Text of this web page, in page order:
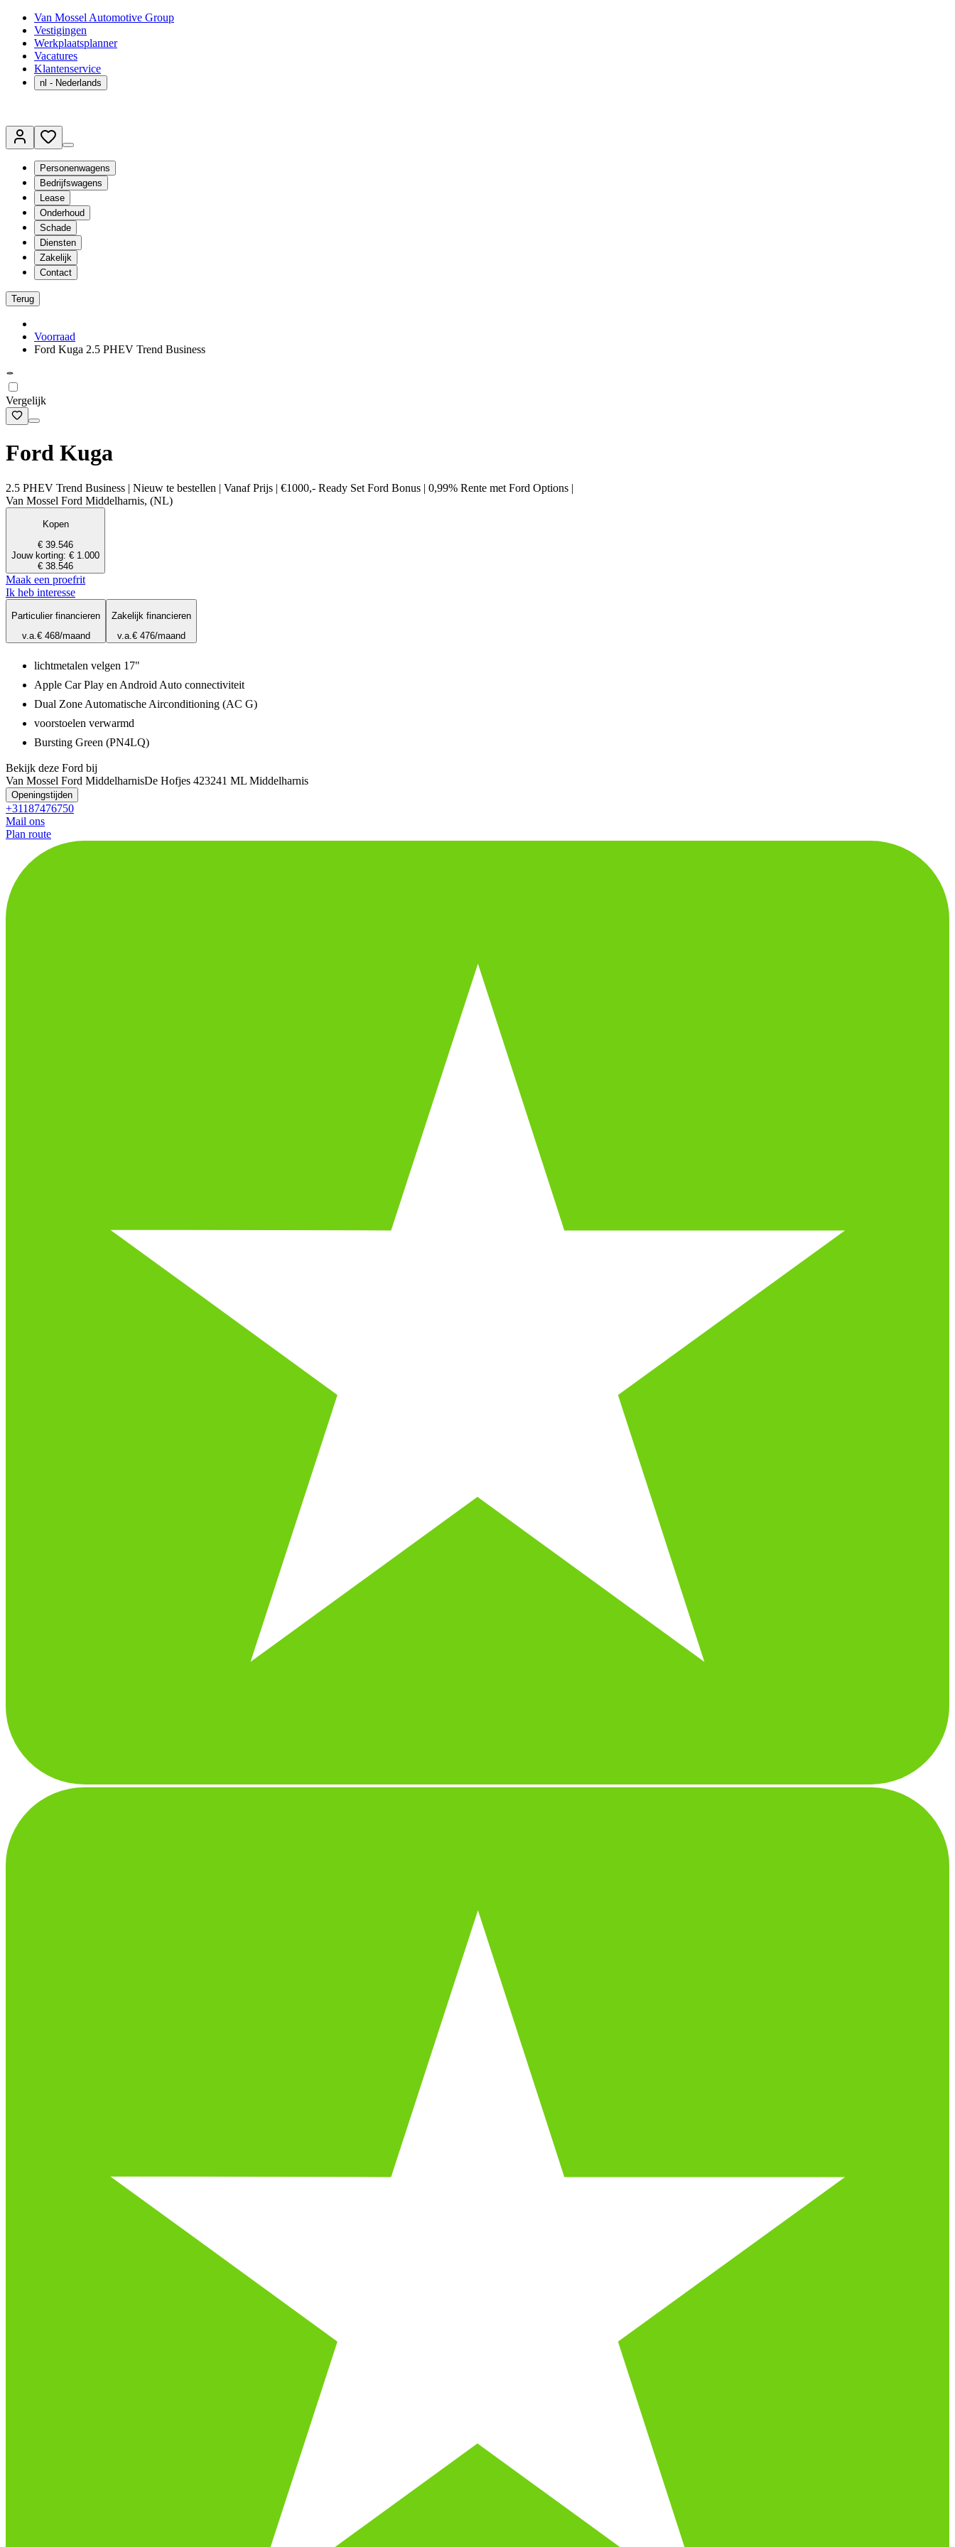
Van Mossel Automotive Group
Vestigingen
Werkplaatsplanner
Vacatures
Klantenservice
nl - Nederlands
Personenwagens
Bedrijfswagens
Lease
Onderhoud
Schade
Diensten
Zakelijk
Contact
Terug
Voorraad
Ford Kuga 2.5 PHEV Trend Business
Vergelijk
Ford Kuga
2.5 PHEV Trend Business | Nieuw te bestellen | Vanaf Prijs | €1000,- Ready Set Ford Bonus | 0,99% Rente met Ford Options |
Van Mossel Ford Middelharnis, (NL)
Kopen
€ 39.546
Jouw korting: € 1.000
€ 38.546
Maak een proefrit
Ik heb interesse
Particulier financieren
v.a.€ 468/maand
Zakelijk financieren
v.a.€ 476/maand
lichtmetalen velgen 17"
Apple Car Play en Android Auto connectiviteit
Dual Zone Automatische Airconditioning (AC G)
voorstoelen verwarmd
Bursting Green (PN4LQ)
Bekijk deze Ford bij
Van Mossel Ford MiddelharnisDe Hofjes 423241 ML Middelharnis
Openingstijden
+31187476750
Mail ons
Plan route